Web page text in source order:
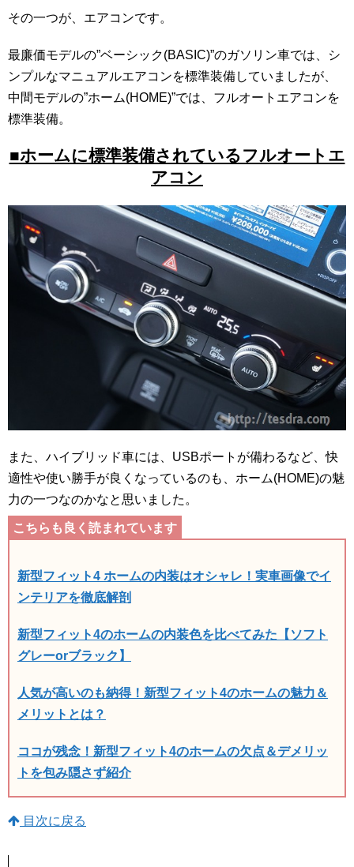
その一つが、エアコンです。
最廉価モデルの”ベーシック(BASIC)”のガソリン車では、シ
ンプルなマニュアルエアコンを標準装備していましたが、
中間モデルの”ホーム(HOME)”では、フルオートエアコンを
標準装備。
■ホームに標準装備されているフルオートエ
アコン
また、ハイブリッド車には、USBポートが備わるなど、快
適性や使い勝手が良くなっているのも、ホーム(HOME)の魅
力の一つなのかなと思いました。
新型フィット4 ホームの内装はオシャレ！実車画像でイ
ンテリアを徹底解剖
新型フィット4のホームの内装色を比べてみた【ソフト
グレーorブラック】
人気が高いのも納得！新型フィット4のホームの魅力＆
メリットとは？
ココが残念！新型フィット4のホームの欠点＆デメリッ
トを包み隠さず紹介
目次に戻る